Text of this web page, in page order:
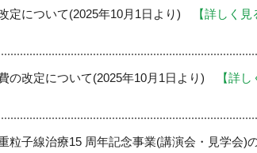
定について(2025年10月1日より) 【詳しく見
の改定について(2025年10月1日より) 【詳し
粒⼦線治療15 周年記念事業(講演会・⾒学会)